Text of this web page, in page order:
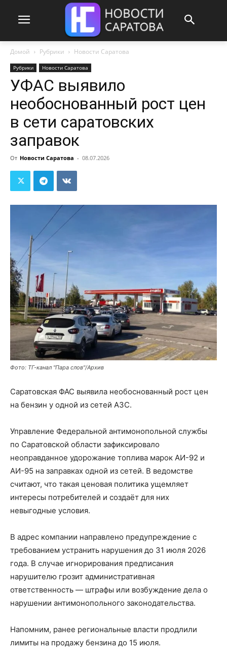
Домой Рубрики Новости Саратова
Рубрики Новости Саратова
УФАС выявило
необоснованный рост цен
в сети саратовских
заправок
От Новости Саратова - 08.07.2026
Фото: ТГ-канал "Пара слов"/Архив
Саратовская ФАС выявила необоснованный рост цен
на бензин у одной из сетей АЗС.
Управление Федеральной антимонопольной службы
по Саратовской области зафиксировало
неоправданное удорожание топлива марок АИ-92 и
АИ-95 на заправках одной из сетей. В ведомстве
считают, что такая ценовая политика ущемляет
интересы потребителей и создаёт для них
невыгодные условия.
В адрес компании направлено предупреждение с
требованием устранить нарушения до 31 июля 2026
года. В случае игнорирования предписания
нарушителю грозит административная
ответственность — штрафы или возбуждение дела о
нарушении антимонопольного законодательства.
Напомним, ранее региональные власти продлили
лимиты на продажу бензина до 15 июля.